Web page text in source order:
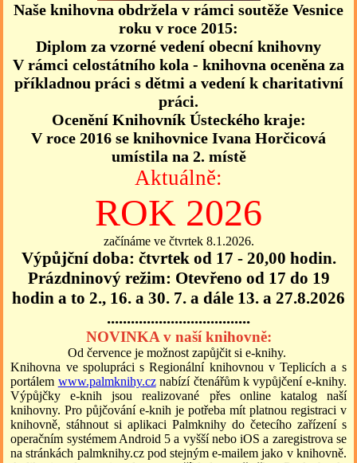
Naše knihovna obdržela v rámci soutěže Vesnice
roku v roce 2015:
Diplom za vzorné vedení obecní knihovny
V rámci celostátního kola - knihovna oceněna za
příkladnou práci s dětmi a vedení k charitativní
práci.
Ocenění Knihovník Ústeckého kraje:
V roce 2016 se knihovnice Ivana Horčicová
umístila na 2. místě
Aktuálně:
ROK 2026
začínáme ve čtvrtek 8.1.2026.
Výpůjční doba: čtvrtek od 17 - 20,00 hodin.
Prázdninový režim: Otevřeno od 17 do 19
hodin a to 2., 16. a 30. 7. a dále 13. a 27.8.2026
....................................
NOVINKA v naší knihovně:
Od července je možnost zapůjčit si e-knihy.
Knihovna ve spolupráci s Regionální knihovnou v Teplicích a s
portálem www.palmknihy.cznabízí čtenářům k vypůjčení e-knihy.
Výpůjčky e-knih jsou realizované přes online katalog naší
knihovny. Pro půjčování e-knih je potřeba mít platnou registraci v
knihovně, stáhnout si aplikaci Palmknihy do četecího zařízení s
operačním systémem Android 5 a vyšší nebo iOS a zaregistrova se
na stránkách palmknihy.cz pod stejným e-mailem jako v knihovně.